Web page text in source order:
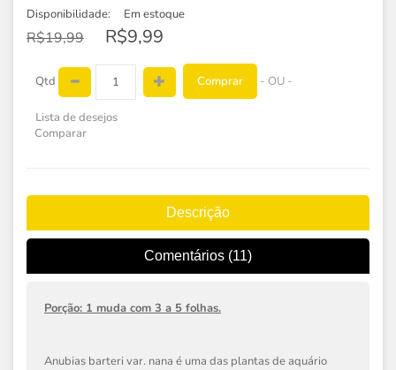
Disponibilidade:
Em estoque
R$19,99 R$9,99
Qtd Comprar - OU -
Lista de desejos
Comparar
Descrição
Comentários (11)
Porção: 1 muda com 3 a 5 folhas.
Anubias barteri var. nana é uma das plantas de aquário